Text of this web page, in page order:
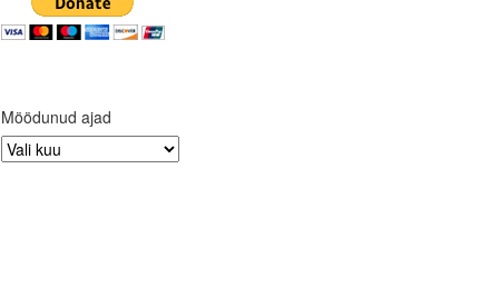
Möödunud ajad
Möödunud
ajad